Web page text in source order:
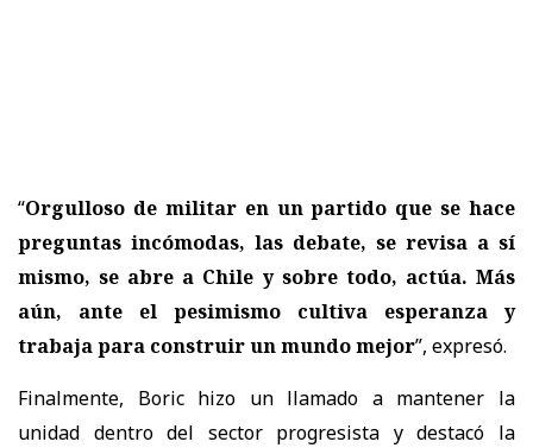
“Orgulloso de militar en un partido que se hace
preguntas incómodas, las debate, se revisa a sí
mismo, se abre a Chile y sobre todo, actúa. Más
aún, ante el pesimismo cultiva esperanza y
trabaja para construir un mundo mejor”, expresó.
Finalmente, Boric hizo un llamado a mantener la
unidad dentro del sector progresista y destacó la